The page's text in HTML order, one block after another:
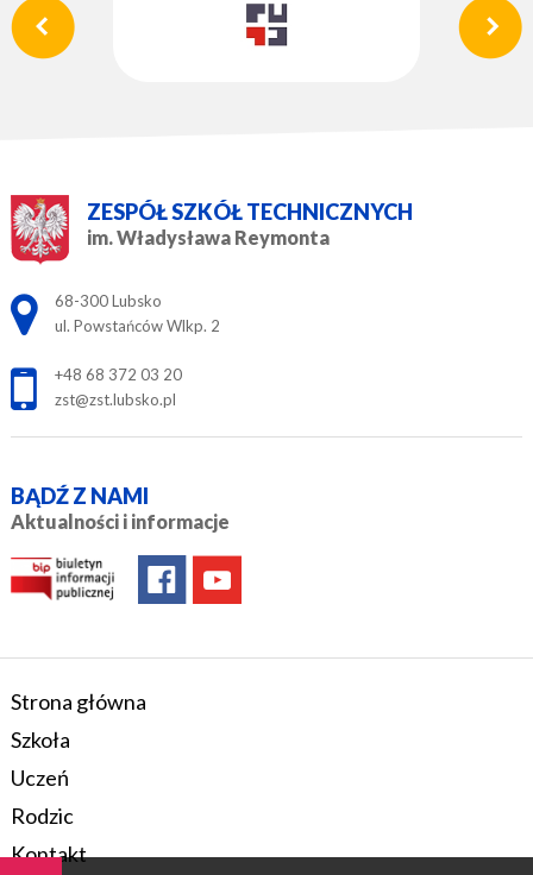
ZESPÓŁ SZKÓŁ TECHNICZNYCH
im. Władysława Reymonta
Adres pocztowy:
68-300 Lubsko
ul. Powstańców Wlkp. 2
+48 68 372 03 20
zst@zst.lubsko.pl
BĄDŹ Z NAMI
Aktualności i informacje
Strona główna
Szkoła
Uczeń
Rodzic
Kontakt